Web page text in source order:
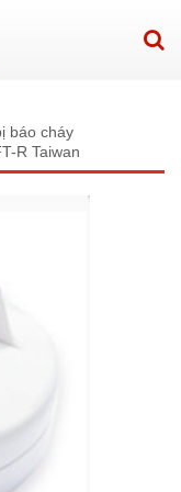
báo cháy
R Taiwan